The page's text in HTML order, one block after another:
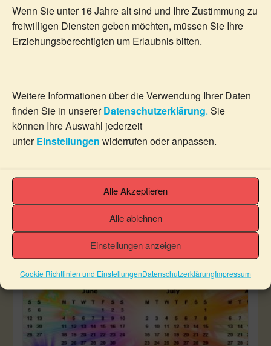
Wenn Sie unter 16 Jahre alt sind und Ihre Zustimmung zu
freiwilligen Diensten geben möchten, müssen Sie Ihre
Erziehungsberechtigten um Erlaubnis bitten.
Weitere Informationen über die Verwendung Ihrer Daten
finden Sie in unsererDatenschutzerklärung. Sie
können Ihre Auswahl jederzeit
unterEinstellungen widerrufen oder anpassen.
Alle Akzeptieren
Alle ablehnen
Einstellungen anzeigen
Cookie Richtlinien und EinstellungenDatenschutzerklärungImpressum
59.99€
inkl. MwSt.
Details